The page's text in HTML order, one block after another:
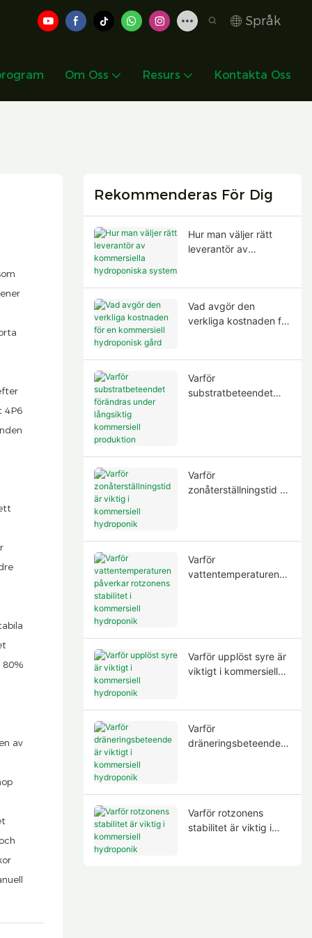
Språk
Om Oss Resurs Kontakta Oss
4P6
80%
av
Rekommenderas För Dig
Hur man väljer rätt
leverantör av
Vad avgör den
verkliga kostnaden för
Varför
substratbeteendet
Varför
zonåterställningstid är
Varför
vattentemperaturen
Varför upplöst syre är
viktigt i kommersiell
Varför
dräneringsbeteende
Varför rotzonens
stabilitet är viktig i